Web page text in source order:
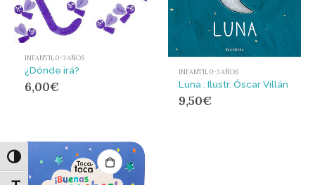
Alternar alto contraste
INFANTIL 0-3 AÑOS
¿Dónde irá?
6,00€
INFANTIL 0-3 AÑOS
Luna : Ilustr. Óscar Villán
9,50€